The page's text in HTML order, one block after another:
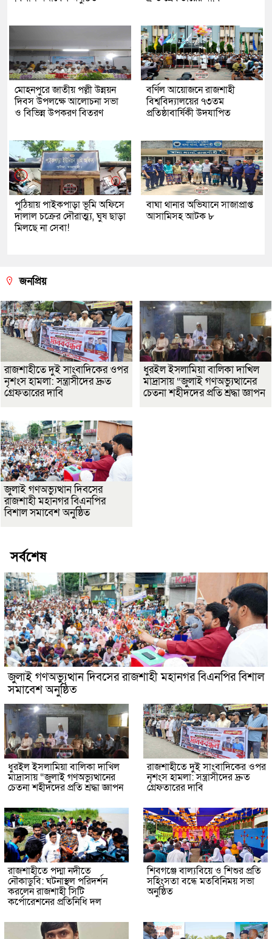
মোহনপুরে জাতীয় পল্লী উন্নয়ন
দিবস উপলক্ষে আলোচনা সভা
ও বিভিন্ন উপকরণ বিতরণ
বর্ণিল আয়োজনে রাজশাহী
বিশ্ববিদ্যালয়ের ৭৩তম
প্রতিষ্ঠাবার্ষিকী উদযাপিত
পুঠিয়ায় পাইকপাড়া ভূমি অফিসে
দালাল চক্রের দৌরাত্ম্য, ঘুষ ছাড়া
মিলছে না সেবা!
বাঘা থানার অভিযানে সাজাপ্রাপ্ত
আসামিসহ আটক ৮
জনপ্রিয়
রাজশাহীতে দুই সাংবাদিকের ওপর
নৃশংস হামলা: সন্ত্রাসীদের দ্রুত
গ্রেফতারের দাবি
ধুরইল ইসলামিয়া বালিকা দাখিল
মাদ্রাসায় “জুলাই গণঅভ্যুত্থানের
চেতনা শহীদদের প্রতি শ্রদ্ধা জ্ঞাপন
জুলাই গণঅভ্যুত্থান দিবসের
রাজশাহী মহানগর বিএনপির
বিশাল সমাবেশ অনুষ্ঠিত
সর্বশেষ
জুলাই গণঅভ্যুত্থান দিবসের রাজশাহী মহানগর বিএনপির বিশাল
সমাবেশ অনুষ্ঠিত
ধুরইল ইসলামিয়া বালিকা দাখিল
মাদ্রাসায় “জুলাই গণঅভ্যুত্থানের
চেতনা শহীদদের প্রতি শ্রদ্ধা জ্ঞাপন
রাজশাহীতে দুই সাংবাদিকের ওপর
নৃশংস হামলা: সন্ত্রাসীদের দ্রুত
গ্রেফতারের দাবি
রাজশাহীতে পদ্মা নদীতে
নৌকাডুবি: ঘটনাস্থল পরিদর্শন
করলেন রাজশাহী সিটি
কর্পোরেশনের প্রতিনিধি দল
শিবগঞ্জে বাল্যবিয়ে ও শিশুর প্রতি
সহিংসতা বন্ধে মতবিনিময় সভা
অনুষ্ঠিত